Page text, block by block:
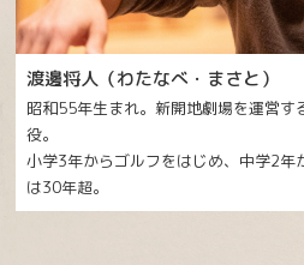
渡邊将人（わたなべ・まさと）
昭和55年生まれ。新開地劇場を運営す
役。
小学3年からゴルフをはじめ、中学2年
は30年超。